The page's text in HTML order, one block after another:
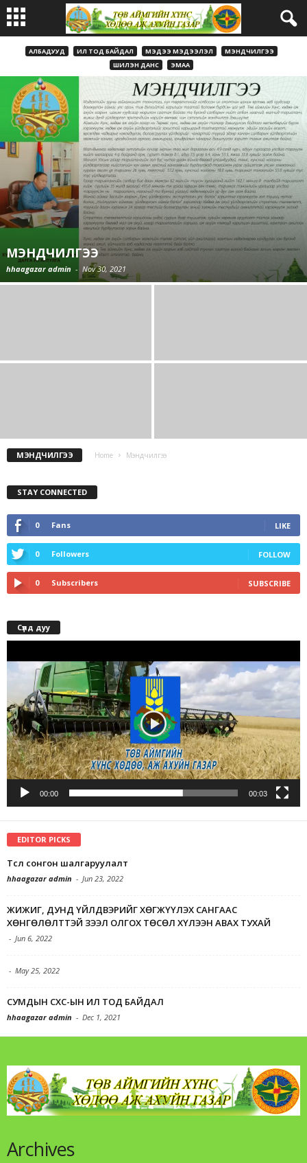
АЛБАДУУД ИЛ ТОД БАЙДАЛ МЭДЭЭ МЭДЭЭЛЭЛ
МЭНДЧИЛГЭЭ
ШИЛЭН ДАНС
ЭМАА
МЭНДЧИЛГЭЭ
hhaagazar admin - Nov 30, 2021
МЭНДЧИЛГЭЭ Home Мэндчилгээ
STAY CONNECTED
0 Fans LIKE
0 Followers FOLLOW
0 Subscribers SUBSCRIBE
Сүлд дуу
Player
00:00 00:03
EDITOR PICKS
Төсөл сонгон шалгаруулалт
hhaagazar admin - Jun 23, 2022
ЖИЖИГ, ДУНД ҮЙЛДВЭРИЙГ ХӨГЖҮҮЛЭХ САНГААС
ХӨНГӨЛӨЛТТЭЙ ЗЭЭЛ ОЛГОХ ТӨСӨЛ ХҮЛЭЭН АВАХ ТУХАЙ
- Jun 6, 2022
- May 25, 2022
СУМДЫН СХС-ЫН ИЛ ТОД БАЙДАЛ
hhaagazar admin - Dec 1, 2021
Archives